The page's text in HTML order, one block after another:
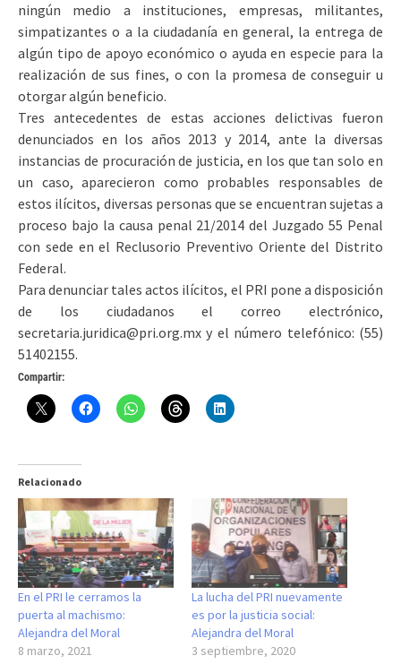
ningún medio a instituciones, empresas, militantes,
simpatizantes o a la ciudadanía en general, la entrega de
algún tipo de apoyo económico o ayuda en especie para la
realización de sus fines, o con la promesa de conseguir u
otorgar algún beneficio.
Tres antecedentes de estas acciones delictivas fueron
denunciados en los años 2013 y 2014, ante la diversas
instancias de procuración de justicia, en los que tan solo en
un caso, aparecieron como probables responsables de
estos ilícitos, diversas personas que se encuentran sujetas a
proceso bajo la causa penal 21/2014 del Juzgado 55 Penal
con sede en el Reclusorio Preventivo Oriente del Distrito
Federal.
Para denunciar tales actos ilícitos, el PRI pone a disposición
de los ciudadanos el correo electrónico,
secretaria.juridica@pri.org.mx y el número telefónico: (55)
51402155.
Compartir:
Relacionado
En el PRI le cerramos la
puerta al machismo:
Alejandra del Moral
8 marzo, 2021
La lucha del PRI nuevamente
es por la justicia social:
Alejandra del Moral
3 septiembre, 2020